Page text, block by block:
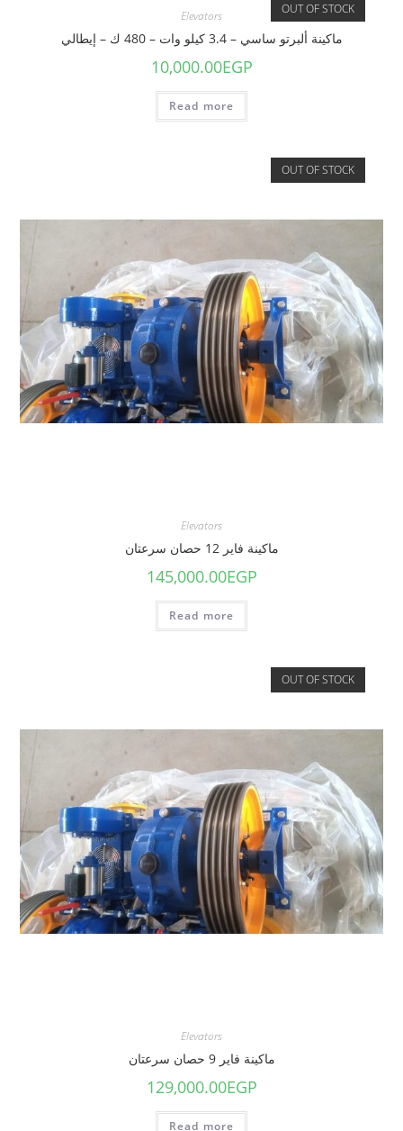
OUT OF STOCK
Elevators
ماكينة ألبرتو ساسي – 3.4 كيلو وات – 480 ك – إيطالي
10,000.00EGP
Read more
OUT OF STOCK
Elevators
ماكينة فاير 12 حصان سرعتان
145,000.00EGP
Read more
OUT OF STOCK
Elevators
ماكينة فاير 9 حصان سرعتان
129,000.00EGP
Read more